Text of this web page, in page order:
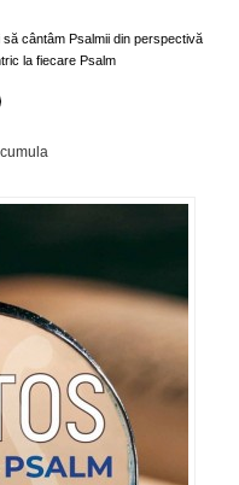
cântâm Psalmii din perspectivă
la fiecare Psalm